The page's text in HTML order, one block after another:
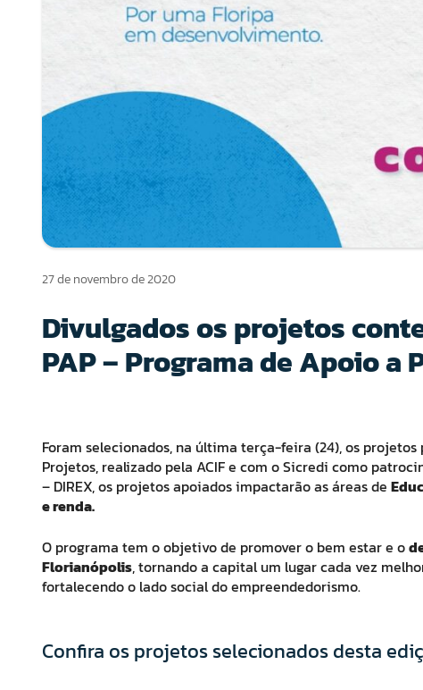
27 de novembro de 2020
Divulgados os projetos
PAP – Programa de Apoio a
Foram selecionados, na última terça-feira (24), os
Projetos, realizado pela ACIF e com o Sicredi como
– DIREX, os projetos apoiados impactarão as áreas de
e renda.
O programa tem o objetivo de promover o bem estar e o
Florianópolis, tornando a capital um lugar cada vez
fortalecendo o lado social do empreendedorismo.
Confira os projetos selecionados desta